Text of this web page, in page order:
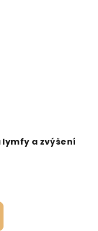
a zvýšení